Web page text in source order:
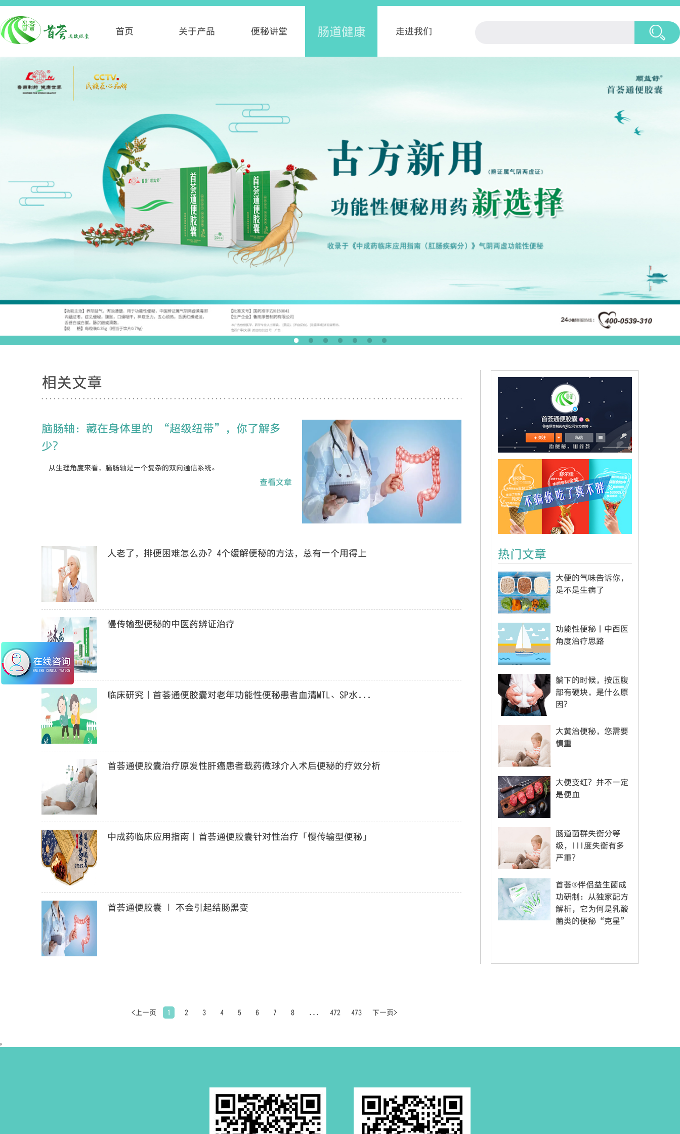
首页 关于产品 便秘讲堂 肠道健康 走进我们
相关文章
脑肠轴：藏在身体里的 “超级纽带”，你了解多
少？
从生理角度来看，脑肠轴是一个复杂的双向通信系统。
查看文章
人老了，排便困难怎么办？4个缓解便秘的方法，总有一个用得上
慢传输型便秘的中医药辨证治疗
临床研究丨首荟通便胶囊对老年功能性便秘患者血清MTL、SP水...
首荟通便胶囊治疗原发性肝癌患者载药微球介入术后便秘的疗效分析
中成药临床应用指南丨首荟通便胶囊针对性治疗「慢传输型便秘」
首荟通便胶囊 | 不会引起结肠黑变
热门文章
大便的气味告诉你，
是不是生病了
功能性便秘丨中西医
角度治疗思路
躺下的时候，按压腹
部有硬块，是什么原
因？
大黄治便秘，您需要
慎重
大便变红？并不一定
是便血
肠道菌群失衡分等
级，III度失衡有多
严重？
首荟®伴侣益生菌成
功研制：从独家配方
解析，它为何是乳酸
菌类的便秘“克星”
<上一页 1 2 3 4 5 6 7 8 ... 472 473 下一页>
0